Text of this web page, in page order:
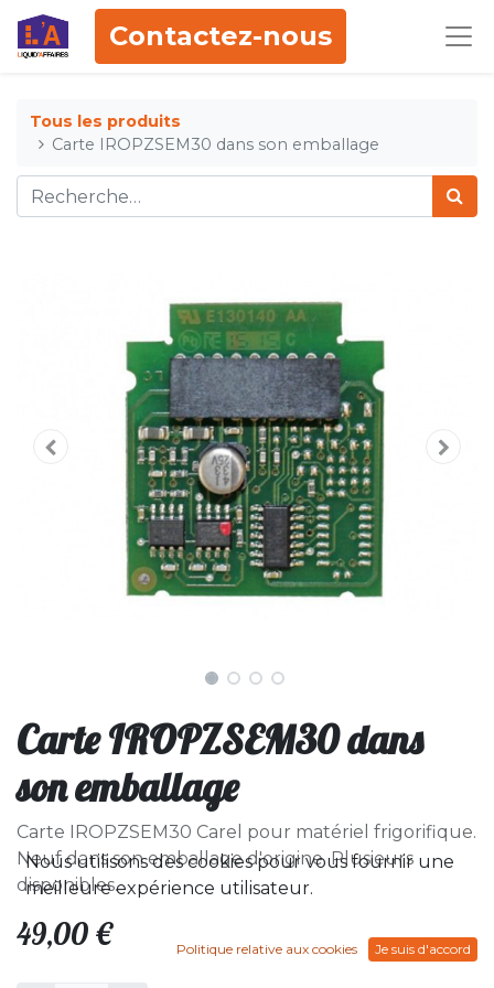
Contactez-nous
Tous les produits
Carte IROPZSEM30 dans son emballage
Carte IROPZSEM30 dans
son emballage
Carte IROPZSEM30 Carel pour matériel frigorifique.
Neuf dans son emballage d'origine. Plusieurs
disponibles.
49,00 €
Nous utilisons des cookies pour vous fournir une
meilleure expérience utilisateur.
Politique relative aux cookies Je suis d'accord